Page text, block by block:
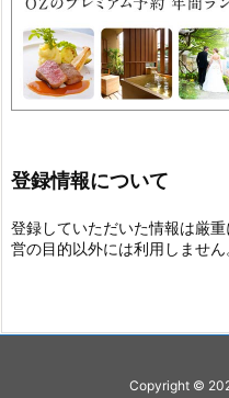
登録情報について
登録していただいた情報は厳
営の目的以外には利用しません
Copyright ©